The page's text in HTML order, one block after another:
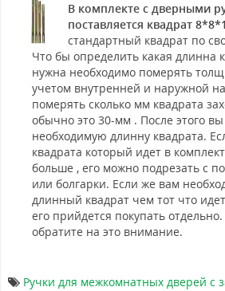
В комплекте с дверными
поставляется квадрат
стандартный квадрат по
Что бы определить какая длинна
нужна необходимо померять
учетом внутренней и наружной
померять сколько мм квадрата
обычно это 30-мм . После этого
необходимую длинну квадрата.
квадрата который идет в
больше , его можно подрезать с
или болгарки. Если же вам
длинный квадрат чем тот что
его прийдется покупать
обратите на это внимание.
Ручки для межкомнатных дверей с